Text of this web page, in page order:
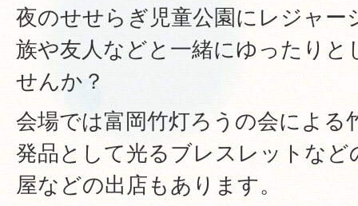
夜のせせらぎ児童公園にレジャー
族や友人などと一緒にゆったりと
せんか？
会場では富岡竹灯ろうの会による
発品として光るブレスレットなど
屋などの出店もあります。